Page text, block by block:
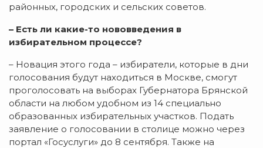
районных, городских и сельских советов.
– Есть ли какие-то нововведения в
избирательном процессе?
– Новация этого года – избиратели, которые в дни
голосования будут находиться в Москве, смогут
проголосовать на выборах Губернатора Брянской
области на любом удобном из 14 специально
образованных избирательных участков. Подать
заявление о голосовании в столице можно через
портал «Госуслуги» до 8 сентября. Также на